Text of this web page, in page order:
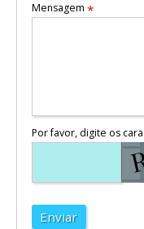
Mensagem *
Por favor, digite os
Enviar